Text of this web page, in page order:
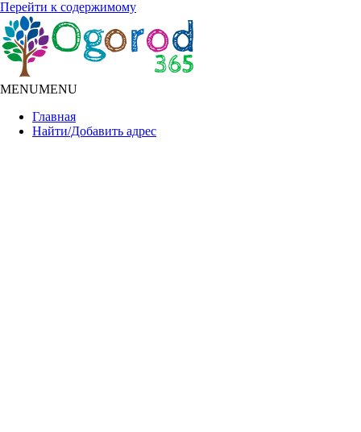
Перейти к содержимому
MENUMENU
Главная
Найти/Добавить адрес